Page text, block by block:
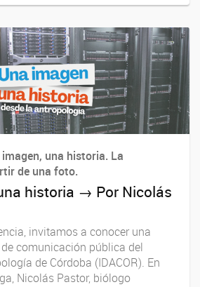
una historia. La
de una foto.
historia → Por Nicolás
invitamos a conocer una
comunicación pública del
de Córdoba (IDACOR). En
Nicolás Pastor, biólogo